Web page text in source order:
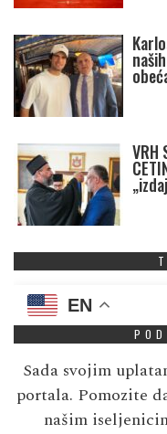
VRH
EN
Sada svojim
portala. Pomozite
našim